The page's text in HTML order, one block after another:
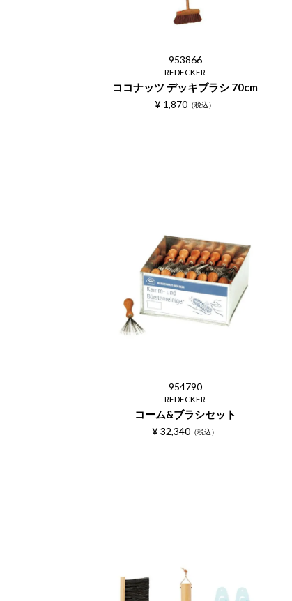
953866
REDECKER
ココナッツ デッキブラシ 70cm
¥ 1,870 税込
954790
REDECKER
コーム&ブラシセット
¥ 32,340 税込